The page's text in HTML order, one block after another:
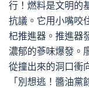
行！燃料是文明的
抗議。它用小嘴咬
杞推進器。推進器
濃郁的蔘味爆發。
從撞出來的洞口衝
「別想逃！醬油